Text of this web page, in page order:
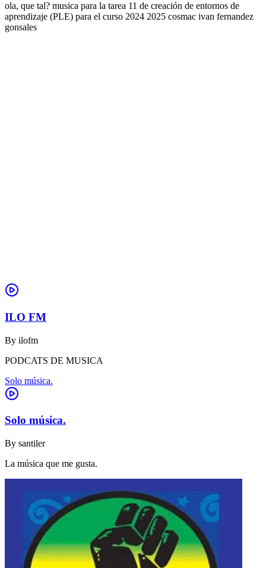
ola, que tal? musica para la tarea 11 de creación de entornos de
aprendizaje (PLE) para el curso 2024 2025 cosmac ivan fernandez
gonsales
ILO FM
By ilofm
PODCATS DE MUSICA
Solo música.
Solo música.
By santiler
La música que me gusta.